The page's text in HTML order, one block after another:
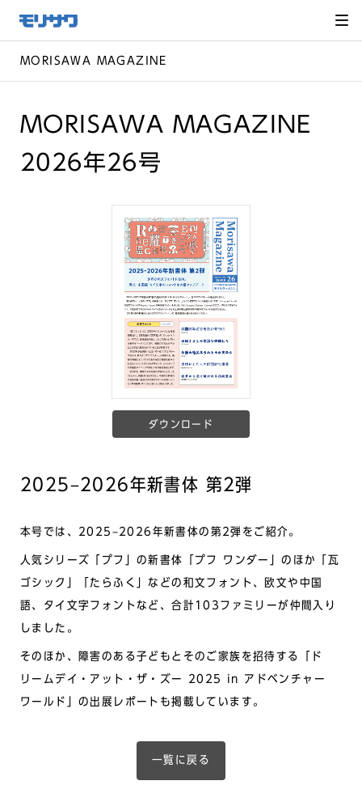
メ
ニュー
飛ばし
へ移動
MORISAWA MAGAZINE
MORISAWA MAGAZINE
2026年26号
ダウンロード
2025–2026年新書体 第2弾
本号では、2025–2026年新書体の第2弾をご紹介。
人気シリーズ「プフ」の新書体「プフ ワンダー」のほか「瓦
ゴシック」「たらふく」などの和文フォント、欧文や中国
語、タイ文字フォントなど、合計103ファミリーが仲間入り
しました。
そのほか、障害のある子どもとそのご家族を招待する「ド
リームデイ・アット・ザ・ズー 2025 in アドベンチャー
ワールド」の出展レポートも掲載しています。
一覧に戻る